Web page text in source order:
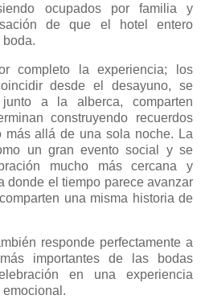
ocupados por familia y
de que el hotel entero
boda.
completo la experiencia; los
desde el desayuno, se
junto a la alberca, comparten
construyendo recuerdos
más allá de una sola noche. La
un gran evento social y se
mucho más cercana y
donde el tiempo parece avanzar
una misma historia de
responde perfectamente a
importantes de las bodas
en una experiencia